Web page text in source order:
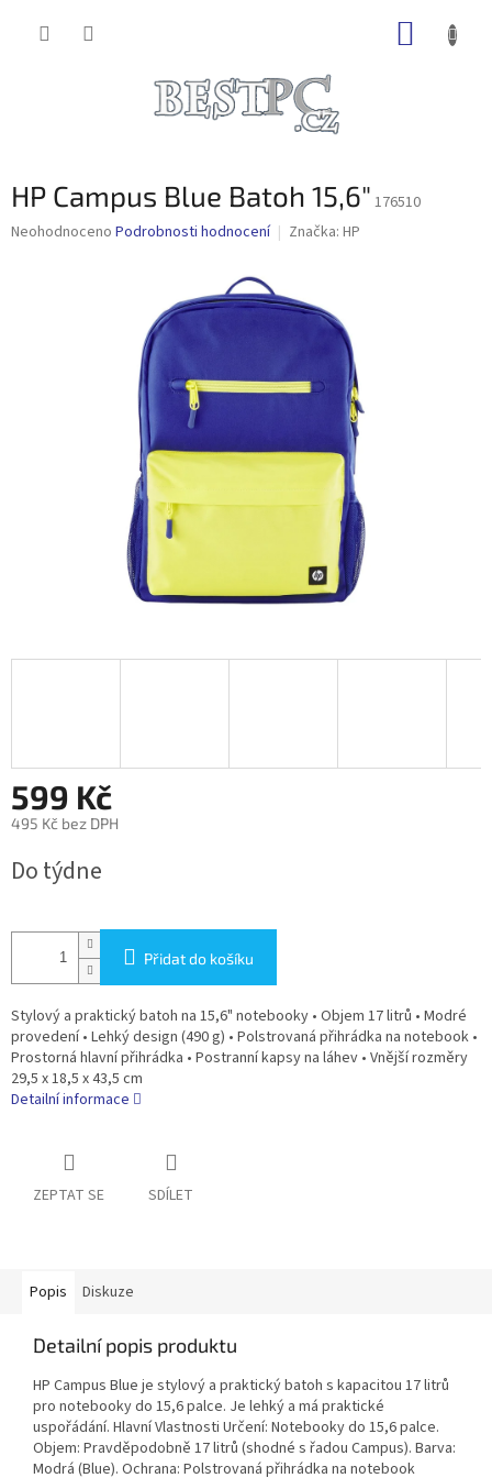
HP Campus Blue Batoh 15,6" 176510
Průměrné
Neohodnoceno Podrobnosti hodnocení Značka: HP
599 Kč
495 Kč bez DPH
cena:
Do týdne
Přidat do košíku
Stylový a praktický batoh na 15,6" notebooky • Objem 17 litrů • Modré
provedení • Lehký design (490 g) • Polstrovaná přihrádka na notebook •
Prostorná hlavní přihrádka • Postranní kapsy na láhev • Vnější rozměry
29,5 x 18,5 x 43,5 cm
Detailní informace
ZEPTAT SE SDÍLET
Popis Diskuze
Detailní popis produktu
HP Campus Blue je stylový a praktický batoh s kapacitou 17 litrů
pro notebooky do 15,6 palce. Je lehký a má praktické
uspořádání. Hlavní Vlastnosti Určení: Notebooky do 15,6 palce.
Objem: Pravděpodobně 17 litrů (shodné s řadou Campus). Barva:
Modrá (Blue). Ochrana: Polstrovaná přihrádka na notebook